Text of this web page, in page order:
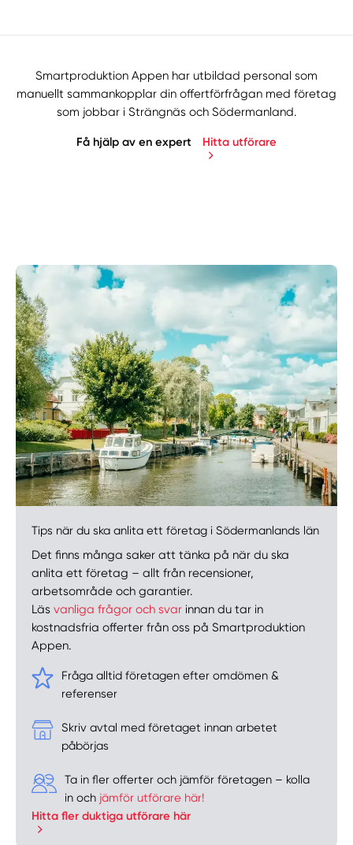
Manuellt Få hjälp
Välj tillvägagångssätt
Smartproduktion Appen har utbildad personal som
manuellt sammankopplar din offertförfrågan med företag
som jobbar i Strängnäs och Södermanland.
Få hjälp av en expert Hitta utförare
Tips när du ska anlita ett företag i Södermanlands län
Det finns många saker att tänka på när du ska
anlita ett företag – allt från recensioner,
arbetsområde och garantier.
Läsvanliga frågor och svar innan du tar in
kostnadsfria offerter från oss på Smartproduktion
Appen.
Fråga alltid företagen efter omdömen &
referenser
Skriv avtal med företaget innan arbetet
påbörjas
Ta in fler offerter och jämför företagen – kolla
in och jämför utförare här!
Hitta fler duktiga utförare här